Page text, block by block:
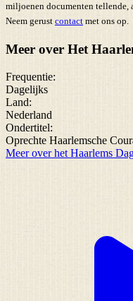
miljoenen documenten tellende,
Neem gerust contact met ons op.
Meer over Het
Frequentie:
Dagelijks
Land:
Nederland
Ondertitel:
Oprechte Haarlemsche
Meer over het Haarlems